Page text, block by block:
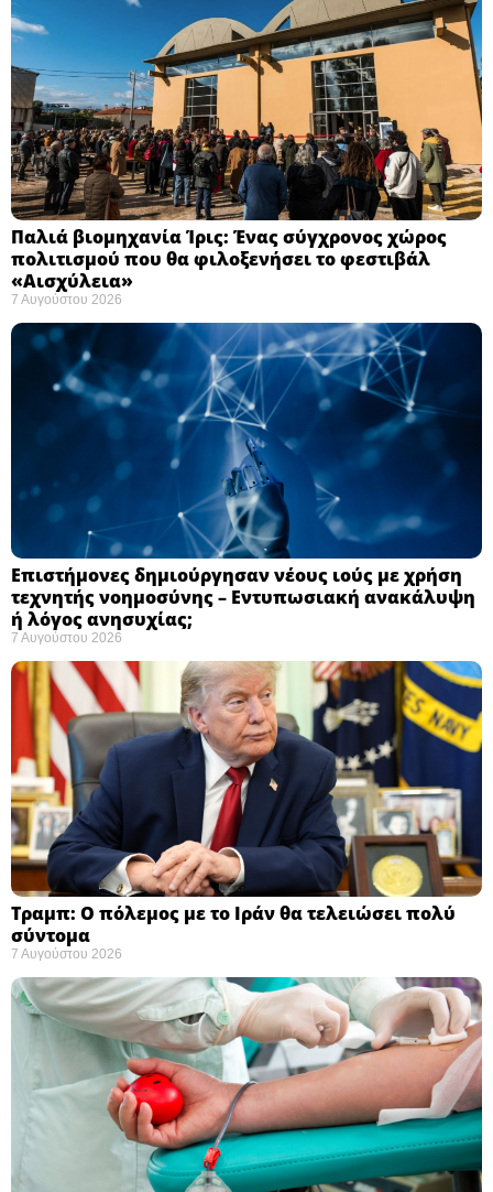
Παλιά βιομηχανία Ίρις: Ένας σύγχρονος χώρος
πολιτισμού που θα φιλοξενήσει το φεστιβάλ
«Αισχύλεια» ​
7 Αυγούστου 2026
Επιστήμονες δημιούργησαν νέους ιούς με χρήση
τεχνητής νοημοσύνης – Εντυπωσιακή ανακάλυψη
ή λόγος ανησυχίας; ​
7 Αυγούστου 2026
Τραμπ: Ο πόλεμος με το Ιράν θα τελειώσει πολύ
σύντομα ​
7 Αυγούστου 2026